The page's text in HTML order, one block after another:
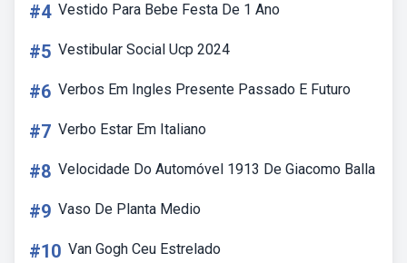
#4 Vestido Para Bebe Festa De 1 Ano
#5 Vestibular Social Ucp 2024
#6 Verbos Em Ingles Presente Passado E Futuro
#7 Verbo Estar Em Italiano
#8 Velocidade Do Automóvel 1913 De Giacomo Balla
#9 Vaso De Planta Medio
#10 Van Gogh Ceu Estrelado